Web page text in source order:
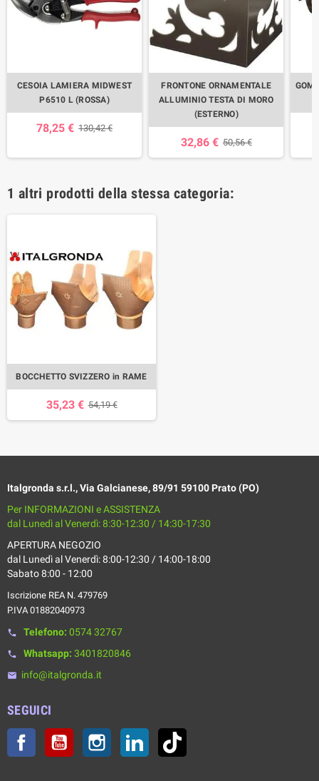
CESOIA LAMIERA MIDWEST
P6510 L (ROSSA)
78,25 € 130,42 €
FRONTONE ORNAMENTALE
ALLUMINIO TESTA DI MORO
(ESTERNO)
32,86 € 50,56 €
1 altri prodotti della stessa categoria:
BOCCHETTO SVIZZERO in RAME
35,23 € 54,19 €
Italgronda s.r.l., Via Galcianese, 89/91 59100 Prato (PO)
Per INFORMAZIONI e ASSISTENZA
dal Lunedì al Venerdì: 8:30-12:30 / 14:30-17:30
APERTURA NEGOZIO
dal Lunedì al Venerdì: 8:00-12:30 / 14:00-18:00
Sabato 8:00 - 12:00
Iscrizione REA N. 479769
P.IVA 01882040973
phone Telefono: 0574 32767
phone Whatsapp: 3401820846
email info@italgronda.it
SEGUICI
Facebook YouTube Instagram LinkedIn